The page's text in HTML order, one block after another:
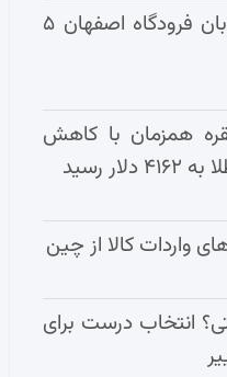
تصادف پیکان با عابران در اتوبان فرودگاه اصفهان ۵
همزمان با کاهش
رسید
واردات کالا از چین
انتخاب درست برای